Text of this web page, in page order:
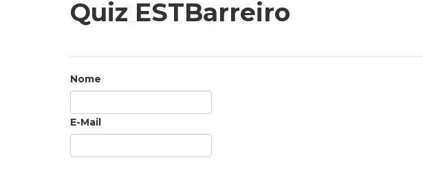
Quiz ESTBarreiro
Nome
E-Mail